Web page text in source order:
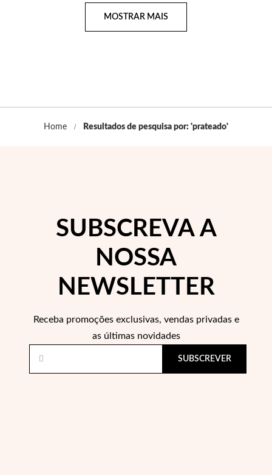
MOSTRAR MAIS
Home Resultados de pesquisa por: 'prateado'
SUBSCREVA A
NOSSA
NEWSLETTER
Receba promoções exclusivas, vendas privadas e
as últimas novidades
SUBSCREVER